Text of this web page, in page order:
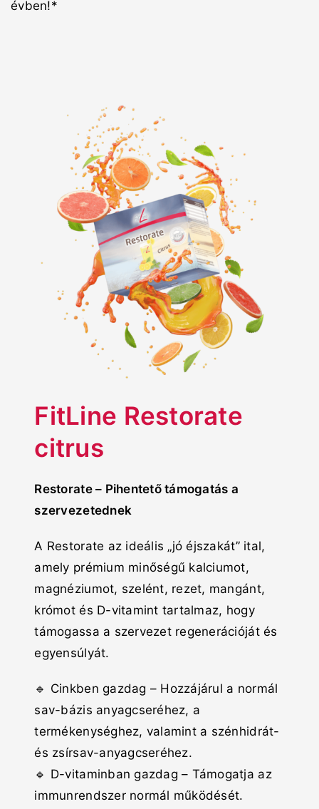
évben!*
FitLine Restorate
citrus
Restorate – Pihentető támogatás a
szervezetednek
A Restorate az ideális „jó éjszakát” ital,
amely prémium minőségű kalciumot,
magnéziumot, szelént, rezet, mangánt,
krómot és D-vitamint tartalmaz, hogy
támogassa a szervezet regenerációját és
egyensúlyát.
🔹 Cinkben gazdag – Hozzájárul a normál
sav-bázis anyagcseréhez, a
termékenységhez, valamint a szénhidrát-
és zsírsav-anyagcseréhez.
🔹 D-vitaminban gazdag – Támogatja az
immunrendszer normál működését.